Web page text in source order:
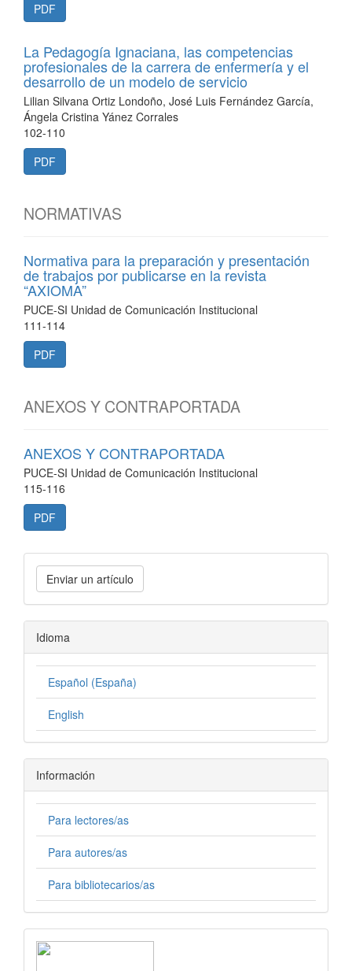
PDF
La Pedagogía Ignaciana, las competencias
profesionales de la carrera de enfermería y el
desarrollo de un modelo de servicio
Lilian Silvana Ortiz Londoño, José Luis Fernández García,
Ángela Cristina Yánez Corrales
102-110
PDF
NORMATIVAS
Normativa para la preparación y presentación
de trabajos por publicarse en la revista
“AXIOMA”
PUCE-SI Unidad de Comunicación Institucional
111-114
PDF
ANEXOS Y CONTRAPORTADA
ANEXOS Y CONTRAPORTADA
PUCE-SI Unidad de Comunicación Institucional
115-116
PDF
Enviar un artículo
Idioma
Español (España)
English
Información
Para lectores/as
Para autores/as
Para bibliotecarios/as